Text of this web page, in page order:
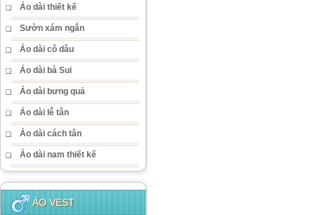
Áo dài thiết kế
Sườn xám ngắn
Áo dài cô dâu
Áo dài bà Sui
Áo dài bưng quả
Áo dài lễ tân
Áo dài cách tân
Áo dài nam thiết kế
ÁO VEST